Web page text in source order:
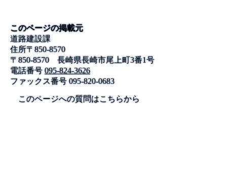
このページの掲載元
道路建設課
住所〒850-8570
〒850‐8570 長崎県長崎市尾上町3番1号
電話番号 095-824-3626
ファックス番号095-820-0683
このページへの質問はこちらから